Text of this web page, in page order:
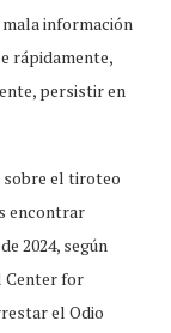
información
rápidamente,
persistir en
sobre el tiroteo
encontrar
2024, según
Center for
el Odio